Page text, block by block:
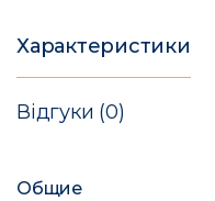
Характеристики
Відгуки (0)
Общие